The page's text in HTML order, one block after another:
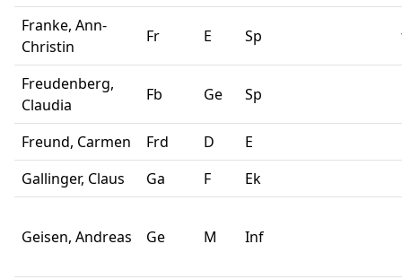
Franke, Ann-
Christin
Fr E Sp
Freudenberg,
Claudia
Fb Ge Sp
Freund, Carmen Frd D E
Gallinger, Claus
Ga F Ek
Geisen, Andreas Ge M Inf